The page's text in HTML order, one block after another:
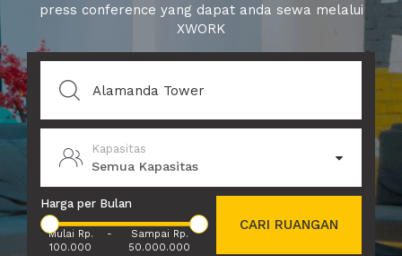
press conference yang dapat anda sewa melalui
XWORK
Kapasitas
Semua Kapasitas
Harga per Bulan
Mulai Rp.
100.000
-
Sampai Rp.
50.000.000
CARI RUANGAN